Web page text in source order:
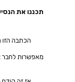
תכננו את
הכתבה הזו
מאפשרות לחבר